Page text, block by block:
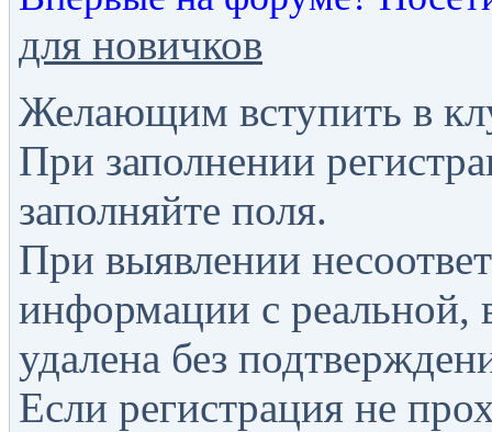
для новичков
Желающим вступить в
При заполнении
заполняйте поля.
При выявлении
информации с реальной,
удалена без
Если регистрация не